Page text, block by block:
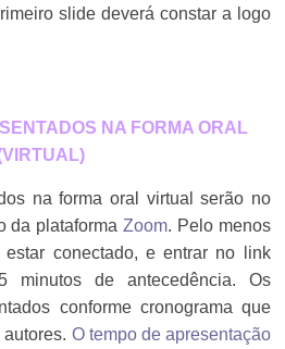
slide deverá constar a logo
NA FORMA ORAL
na forma oral virtual serão no
da plataformaZoom. Pelo menos
conectado, e entrar no link
minutos de antecedência. Os
conforme cronograma que
O tempo de apresentação